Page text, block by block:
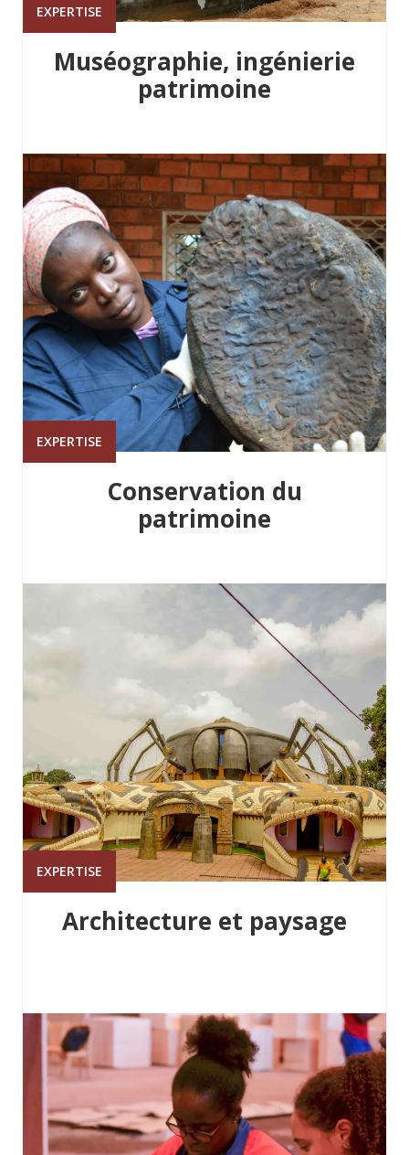
EXPERTISE
Muséographie, ingénierie
patrimoine
EXPERTISE
Conservation du
patrimoine
EXPERTISE
Architecture et paysage